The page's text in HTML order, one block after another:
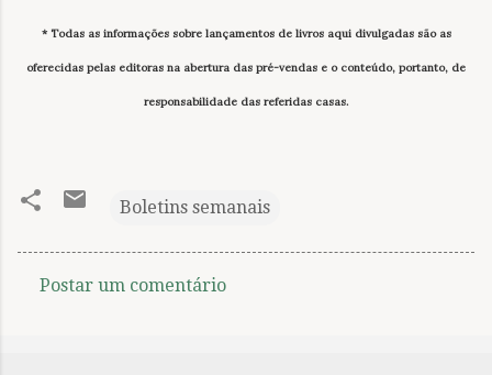
* Todas as informações sobre lançamentos de livros aqui divulgadassão as
oferecidas pelas editoras na abertura das pré-vendas e o conteúdo, portanto, de
responsabilidade das referidas casas.
Boletins semanais
Postar um comentário